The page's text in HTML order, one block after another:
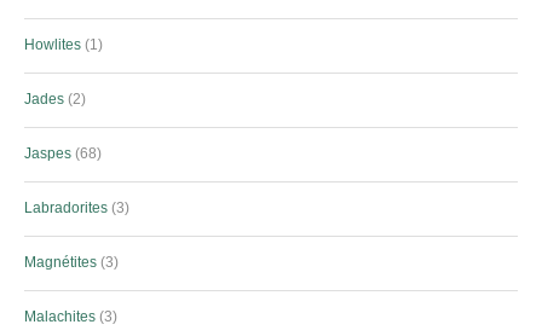
Howlites 1
Jades 2
Jaspes 68
Labradorites 3
Magnétites 3
Malachites 3